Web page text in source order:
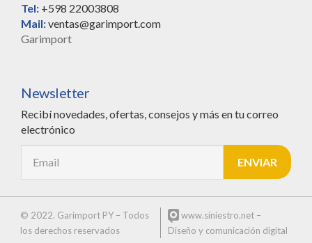
Tel: +598 22003808
Mail:ventas@garimport.com
Garimport
Newsletter
Recibí novedades, ofertas, consejos y más en tu correo
electrónico
© 2022. Garimport PY – Todos
los derechos reservados
www.siniestro.net –
Diseño y comunicación digital